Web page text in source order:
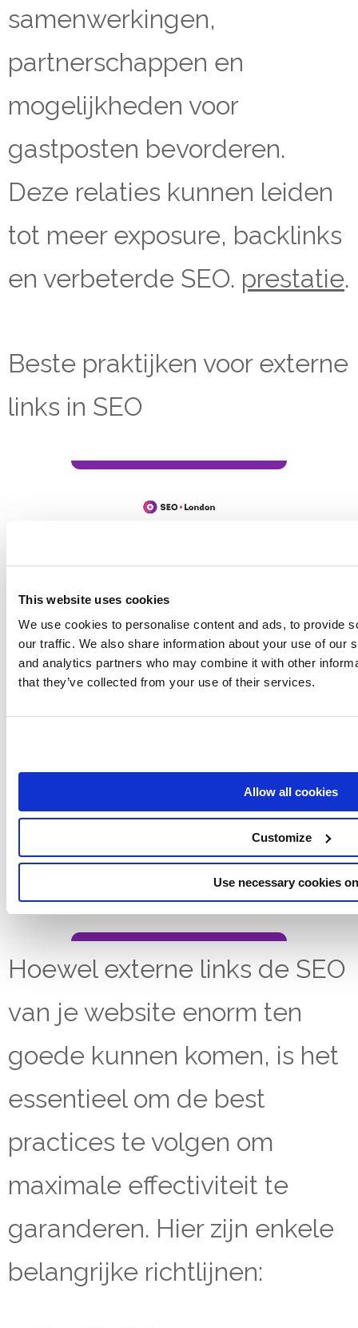
This website uses cookies
We use cookies to personalise content and ads, to provide
our traffic. We also share information about your use of our
and analytics partners who may combine it with other
that they’ve collected from your use of their services.
Allow all cookies
Customize
Use necessary cookies
samenwerkingen,
partnerschappen en
mogelijkheden voor
gastposten bevorderen.
Deze relaties kunnen leiden
tot meer exposure, backlinks
en verbeterde SEO. prestatie.
Beste praktijken voor externe
links in SEO
Hoewel externe links de SEO
van je website enorm ten
goede kunnen komen, is het
essentieel om de best
practices te volgen om
maximale effectiviteit te
garanderen. Hier zijn enkele
belangrijke richtlijnen: